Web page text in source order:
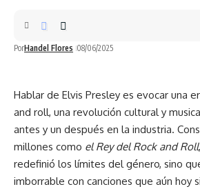
PorHandel Flores 08/06/2025
Hablar de Elvis Presley es evocar una
and roll, una revolución culturaly
antes y un después en la industria.
millones como el Rey del Rock and Roll
redefinió los límites del género, sino
imborrable con canciones que aún hoy